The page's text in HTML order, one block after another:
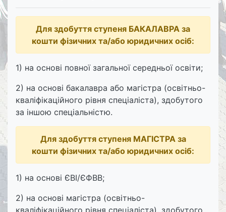
Для здобуття ступеня БАКАЛАВРА за
кошти фізичних та/або юридичних осіб:
1) на основі повної загальної середньої освіти;
2) на основі бакалавра або магістра (освітньо-
кваліфікаційного рівня спеціаліста), здобутого
за іншою спеціальністю.
Для здобуття ступеня МАГІСТРА за
кошти фізичних та/або юридичних осіб:
1) на основі ЄВІ/ЄФВВ;
2) на основі магістра (освітньо-
кваліфікаційного рівня спеціаліста), здобутого